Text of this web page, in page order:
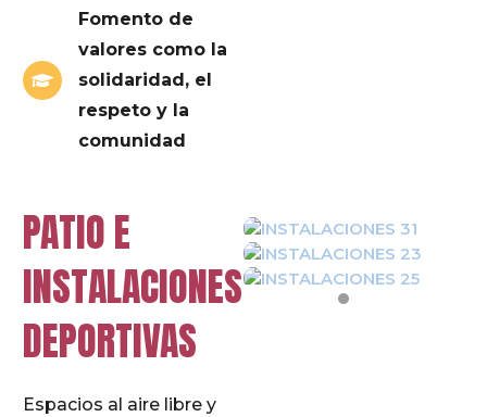
Fomento de
valores como la
solidaridad, el
respeto y la
comunidad
PATIO E
INSTALACIONES
DEPORTIVAS
Espacios al aire libre y